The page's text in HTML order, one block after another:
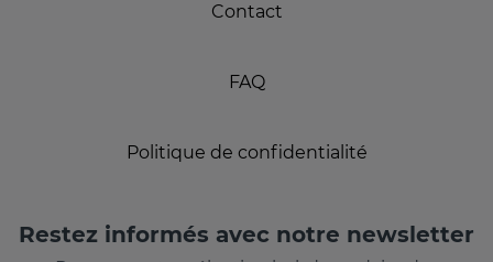
Contact
FAQ
Politique de confidentialité
Restez informés avec notre newsletter